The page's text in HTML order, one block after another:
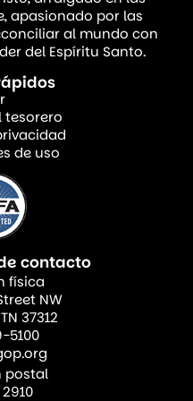
momentos con
y excelencia,
estos momentos
siempre ha sido
Jesús vino al
ordinarios de la
nacimiento, las
las comidas, la
y la muerte. Los
eclesiásticos se
“ministerio de la
de estar con las
apasionado por las
al mundo con
del Espíritu Santo.
tesorero
de uso
contacto
física
NW
37312
5100
postal